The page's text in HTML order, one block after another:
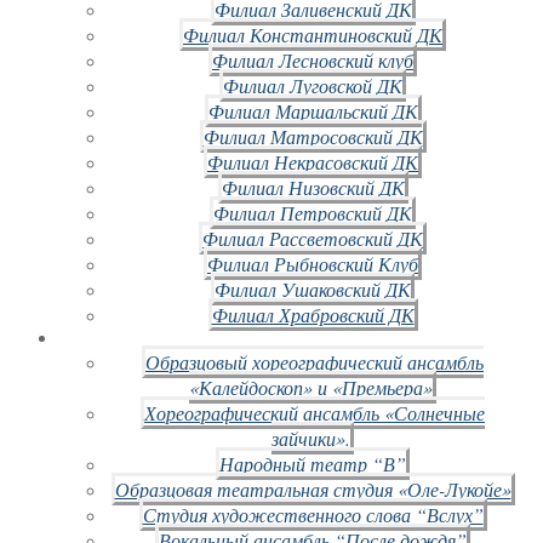
Филиал Заливенский ДК
Филиал Константиновский ДК
Филиал Лесновский клуб
Филиал Луговской ДК
Филиал Маршальский ДК
Филиал Матросовский ДК
Филиал Некрасовский ДК
Филиал Низовский ДК
Филиал Петровский ДК
Филиал Рассветовский ДК
Филиал Рыбновский Клуб
Филиал Ушаковский ДК
Филиал Храбровский ДК
Образцовый хореографический ансамбль
«Калейдоскоп» и «Премьера»
Хореографический ансамбль «Солнечные
зайчики».
Народный театр “В”
Образцовая театральная студия «Оле-Лукойе»
Студия художественного слова “Вслух”